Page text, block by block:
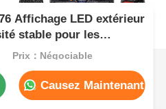
Affichage LED extérieur
stable pour les
extérieures
Prix：Négociable
Causez Maintenant